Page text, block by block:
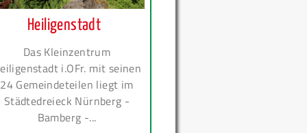
Heiligenstadt
Das Kleinzentrum
i.OFr. mit seinen
24 Gemeindeteilen liegt im
Städtedreieck Nürnberg -
Bamberg -...